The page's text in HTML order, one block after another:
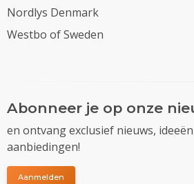
Nordlys Denmark
Westbo of Sweden
Abonneer je op onze
en ontvang exclusief nieuws,
aanbiedingen!
Aanmelden